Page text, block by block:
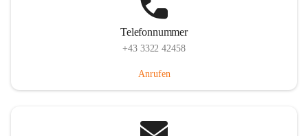
Telefonnummer
+43 3322 42458
Anrufen